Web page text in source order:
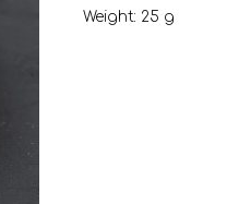
Weight: 25 g